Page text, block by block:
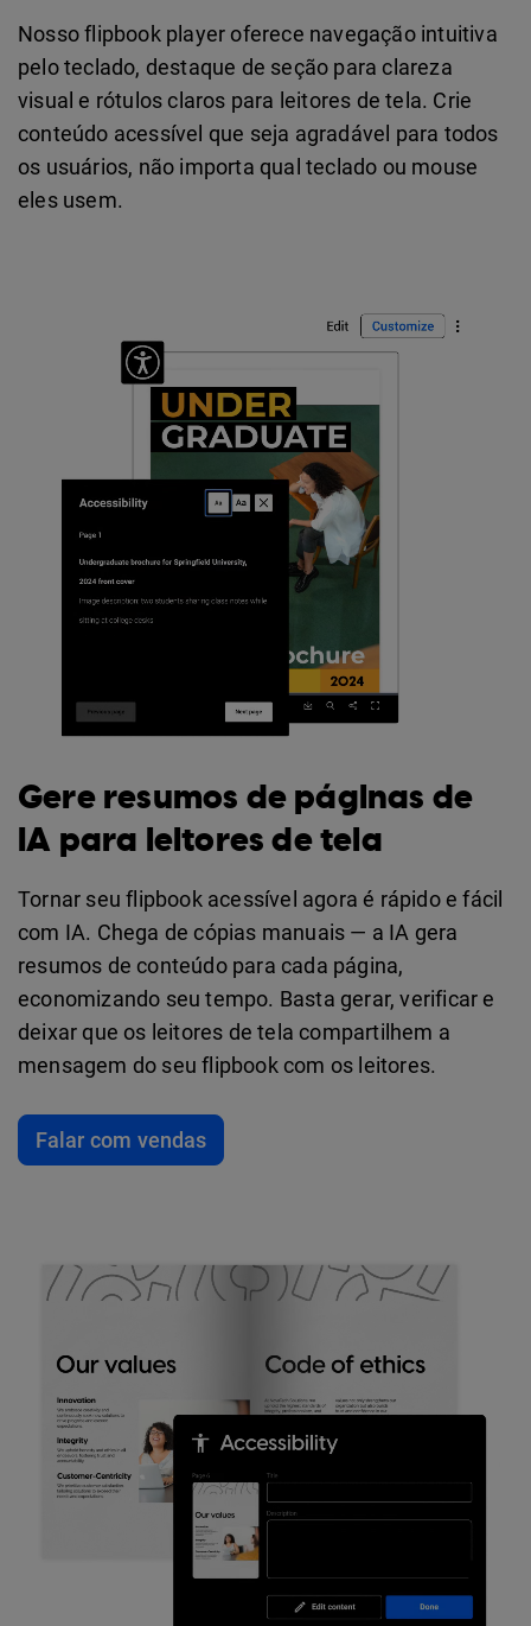
Nosso flipbook player oferece navegação intuitiva
pelo teclado, destaque de seção para clareza
visual e rótulos claros para leitores de tela. Crie
conteúdo acessível que seja agradável para todos
os usuários, não importa qual teclado ou mouse
eles usem.
Gere resumos de páginas de
IA para leitores de tela
Tornar seu flipbook acessível agora é rápido e fácil
com IA. Chega de cópias manuais — a IA gera
resumos de conteúdo para cada página,
economizando seu tempo. Basta gerar, verificar e
deixar que os leitores de tela compartilhem a
mensagem do seu flipbook com os leitores.
Falar com vendas